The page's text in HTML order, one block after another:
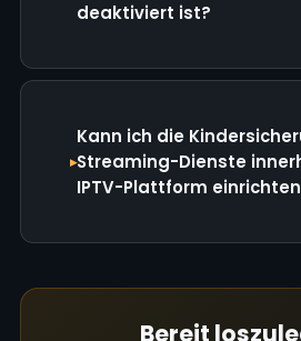
deaktiviert ist?
Kann ich die
Streaming-Dienste
IPTV-Plattform
Bereit